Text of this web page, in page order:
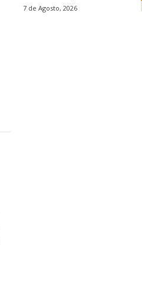
7 de Agosto, 2026